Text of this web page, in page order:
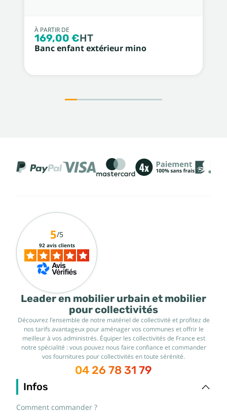
À PARTIR DE
169,00 €HT
Banc enfant extérieur mino
Leader en mobilier urbain et mobilier
pour collectivités
Découvrez l’ensemble de notre matériel de collectivité et profitez de
nos tarifs avantageux pour aménager vos communes et offrir le
meilleur à vos administrés. Équiper les collectivités de France est
notre spécialité : vous pouvez nous faire confiance et commander
vos fournitures pour collectivités en toute sérénité.
04 26 78 31 79
Infos
Comment commander ?
5/5
92 avis clients